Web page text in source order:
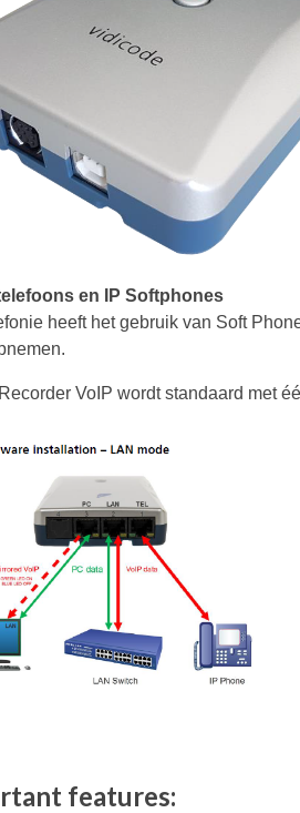
en IP Softphones
heeft het gebruik van Soft
VoIP wordt standaard met
features: